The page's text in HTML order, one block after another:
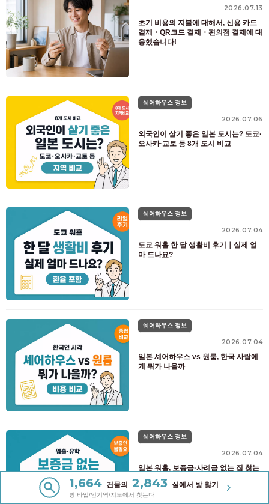
2026.07.13
초기 비용의 지불에 대해서, 신용 카드
결제・QR코드 결제・편의점 결제에 대
응했습니다!
쉐어하우스 정보
2026.07.06
외국인이 살기 좋은 일본 도시는? 도쿄·
오사카·교토 등 8개 도시 비교
쉐어하우스 정보
2026.07.04
도쿄 워홀 한 달 생활비 후기｜실제 얼
마 드나요?
쉐어하우스 정보
2026.07.04
일본 셰어하우스 vs 원룸, 한국 사람에
게 뭐가 나을까
쉐어하우스 정보
2026.07.04
일본 워홀, 보증금·사례금 없는 집 찾는
법
1,664 건물의 2,843 실에서 방 찾기
방 타입/인기역/지도에서 찾는다